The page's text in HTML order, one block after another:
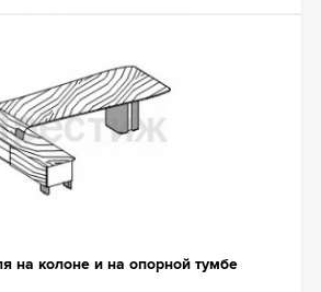
на колоне и на опорной тумбе